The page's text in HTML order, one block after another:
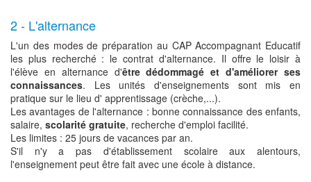
2 - L'alternance
L'un des modes de préparation au CAP Accompagnant Educatif
les plus recherché : le contrat d'alternance. Il offre le loisir à
l'élève en alternance d'être dédommagé et d'améliorer ses
connaissances. Les unités d'enseignements sont mis en
pratique sur le lieu d' apprentissage (crèche,...).
Les avantages de l'alternance : bonne connaissance des enfants,
salaire, scolarité gratuite, recherche d'emploi facilité.
Les limites : 25 jours de vacances par an.
S'il n'y a pas d'établissement scolaire aux alentours,
l'enseignement peut être fait avec une école à distance.